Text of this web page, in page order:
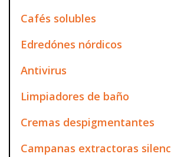
Cafés solubles
Edredónes nórdicos
Antivirus
Limpiadores de baño
Cremas despigmentantes
Campanas extractoras